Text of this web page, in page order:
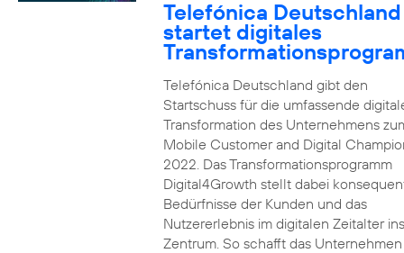
Telefónica Deutschland
startet digitales
Telefónica Deutschland gibt den
Startschuss für die umfassende
Transformation des Unternehmens
Mobile Customer and Digital
2022. Das Transformationsprogramm
Digital4Growth stellt dabei
Bedürfnisse der Kunden und das
Nutzererlebnis im digitalen Zeitalter ins
Zentrum. So schafft das